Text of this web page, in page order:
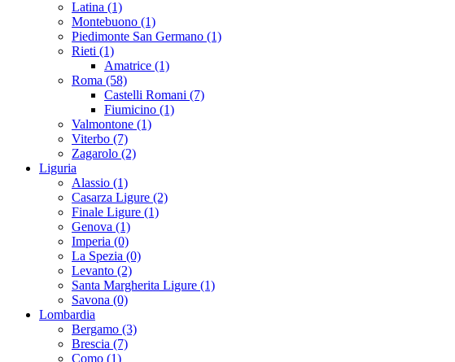
Latina (1)
Montebuono (1)
Piedimonte San Germano (1)
Rieti (1)
Amatrice (1)
Roma (58)
Castelli Romani (7)
Fiumicino (1)
Valmontone (1)
Viterbo (7)
Zagarolo (2)
Liguria
Alassio (1)
Casarza Ligure (2)
Finale Ligure (1)
Genova (1)
Imperia (0)
La Spezia (0)
Levanto (2)
Santa Margherita Ligure (1)
Savona (0)
Lombardia
Bergamo (3)
Brescia (7)
Como (1)